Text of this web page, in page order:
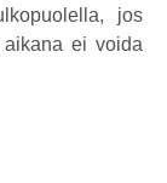
jos
aikana ei voida